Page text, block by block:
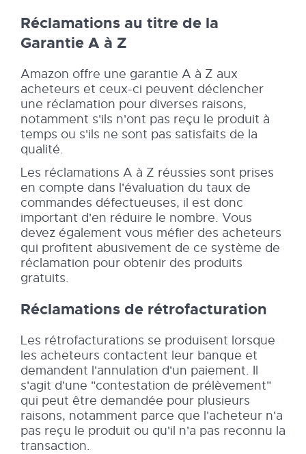
Réclamations au titre de la
Garantie A à Z
Amazon offre une garantie A à Z aux
acheteurs et ceux-ci peuvent déclencher
une réclamation pour diverses raisons,
notamment s'ils n'ont pas reçu le produit à
temps ou s'ils ne sont pas satisfaits de la
qualité.
Les réclamations A à Z réussies sont prises
en compte dans l'évaluation du taux de
commandes défectueuses, il est donc
important d'en réduire le nombre. Vous
devez également vous méfier des acheteurs
qui profitent abusivement de ce système de
réclamation pour obtenir des produits
gratuits.
Réclamations de rétrofacturation
Les rétrofacturations se produisent lorsque
les acheteurs contactent leur banque et
demandent l'annulation d'un paiement. Il
s'agit d'une "contestation de prélèvement"
qui peut être demandée pour plusieurs
raisons, notamment parce que l'acheteur n'a
pas reçu le produit ou qu'il n'a pas reconnu la
transaction.